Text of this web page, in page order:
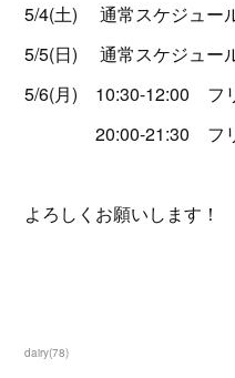
5/4(土) 通常スケジュー
5/5(日) 通常スケジュー
5/6(月) 10:30-12:00 フ
20:00-21:30 フリ
よろしくお願いします！
dairy(78)